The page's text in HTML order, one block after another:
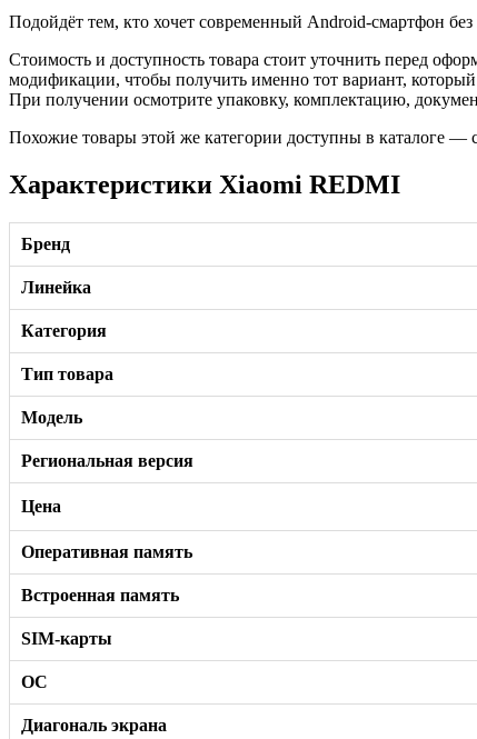
Подойдёт тем, кто хочет современный Android-смартфон
Стоимость и доступность товара стоит уточнить перед
модификации, чтобы получить именно тот вариант,
При получении осмотрите упаковку, комплектацию,
Похожие товары этой же категории доступны в каталоге —
Характеристики Xiaomi REDMI
Бренд
Линейка
Категория
Тип товара
Модель
Региональная версия
Цена
Оперативная память
Встроенная память
SIM-карты
ОС
Диагональ экрана